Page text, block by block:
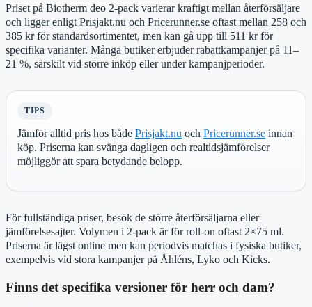
Priset på Biotherm deo 2-pack varierar kraftigt mellan återförsäljare
och ligger enligt Prisjakt.nu och Pricerunner.se oftast mellan 258 och
385 kr för standardsortimentet, men kan gå upp till 511 kr för
specifika varianter. Många butiker erbjuder rabattkampanjer på 11–
21 %, särskilt vid större inköp eller under kampanjperioder.
TIPS
Jämför alltid pris hos både Prisjakt.nu och Pricerunner.se innan
köp. Priserna kan svänga dagligen och realtidsjämförelser
möjliggör att spara betydande belopp.
För fullständiga priser, besök de större återförsäljarna eller
jämförelsesajter. Volymen i 2-pack är för roll-on oftast 2×75 ml.
Priserna är lägst online men kan periodvis matchas i fysiska butiker,
exempelvis vid stora kampanjer på Åhléns, Lyko och Kicks.
Finns det specifika versioner för herr och dam?